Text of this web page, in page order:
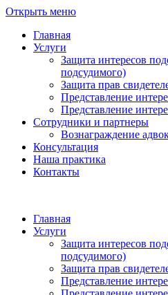
Открыть меню
Главная
Услуги
Защита интересов
подсудимого)
Защита прав
Представление
Представление
Сотрудники и партнеры
Вознаграждение
Консультация
Наша практика
Контакты
Главная
Услуги
Защита интересов
подсудимого)
Защита прав
Представление